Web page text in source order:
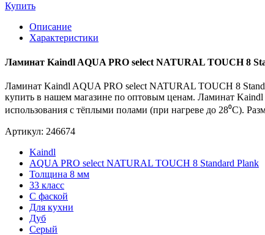
Купить
Описание
Характеристики
Ламинат Kaindl AQUA PRO select NATURAL TOUCH 8
Ламинат Kaindl AQUA PRO select NATURAL TOUCH 8
купить в нашем магазине по оптовым ценам. Ламинат
использования с тёплыми полами (при нагреве до 28⁰С).
Артикул: 246674
Kaindl
AQUA PRO select NATURAL TOUCH 8 Standard Plank
Толщина 8 мм
33 класс
С фаской
Для кухни
Дуб
Серый